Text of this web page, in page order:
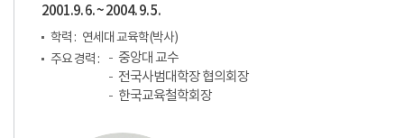
2001.9. 6. ~ 2004. 9. 5.
학력 : 연세대 교육학(박사)
주요 경력 :
중앙대 교수
전국사범대학장 협의회장
한국교육철학회장